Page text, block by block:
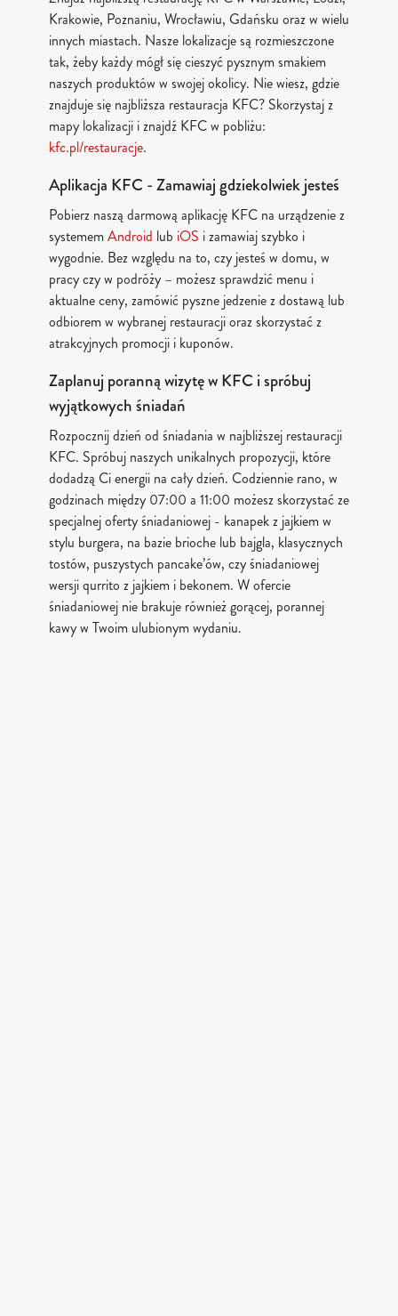
Krakowie, Poznaniu, Wrocławiu, Gdańsku oraz w wielu
innych miastach. Nasze lokalizacje są rozmieszczone
tak, żeby każdy mógł się cieszyć pysznym smakiem
naszych produktów w swojej okolicy. Nie wiesz, gdzie
znajduje się najbliższa restauracja KFC? Skorzystaj z
mapy lokalizacji i znajdź KFC w pobliżu:
kfc.pl/restauracje.
Aplikacja KFC - Zamawiaj gdziekolwiek jesteś
Pobierz naszą darmową aplikację KFC na urządzenie z
systememAndroid lub iOS i zamawiaj szybko i
wygodnie. Bez względu na to, czy jesteś w domu, w
pracy czy w podróży – możesz sprawdzić menu i
aktualne ceny, zamówić pyszne jedzenie z dostawą lub
odbiorem w wybranej restauracji oraz skorzystać z
atrakcyjnych promocji i kuponów.
Zaplanuj poranną wizytę w KFC i spróbuj
wyjątkowych śniadań
Rozpocznij dzień od śniadania w najbliższej restauracji
KFC. Spróbuj naszych unikalnych propozycji, które
dodadzą Ci energii na cały dzień. Codziennie rano, w
godzinach między 07:00 a 11:00 możesz skorzystać ze
specjalnej oferty śniadaniowej - kanapek z jajkiem w
stylu burgera, na bazie brioche lub bajgla, klasycznych
tostów, puszystych pancake’ów, czy śniadaniowej
wersji qurrito z jajkiem i bekonem. W ofercie
śniadaniowej nie brakuje również gorącej, porannej
kawy w Twoim ulubionym wydaniu.